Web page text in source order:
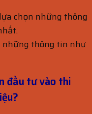
chọn những thông
những thông tin như
đầu tư vào thi